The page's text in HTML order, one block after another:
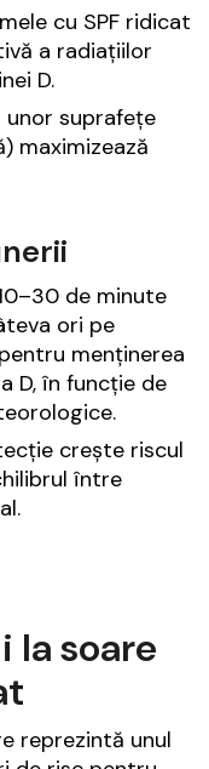
cu SPF ridicat
a radiațiilor
D.
unor suprafețe
maximizează
de minute
ori pe
menținerea
D, în funcție de
crește riscul
între
la soare
reprezintă unul